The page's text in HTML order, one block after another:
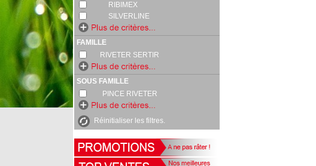
RIBIMEX
SILVERLINE
FAMILLE
RIVETER SERTIR
SOUS FAMILLE
PINCE RIVETER
Réinitialiser les filtres.